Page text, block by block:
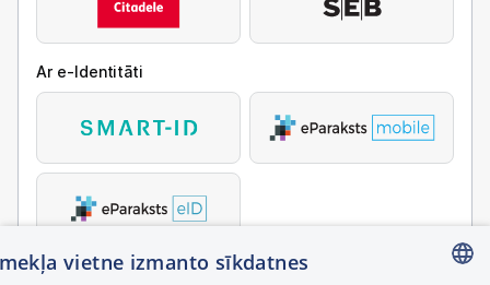
Ar e-Identitāti
vietne izmanto sīkdatnes